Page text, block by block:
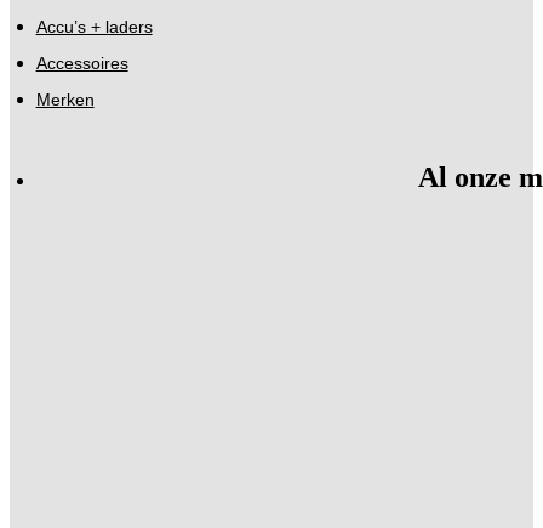
Accu’s + laders
Accessoires
Merken
Al onze